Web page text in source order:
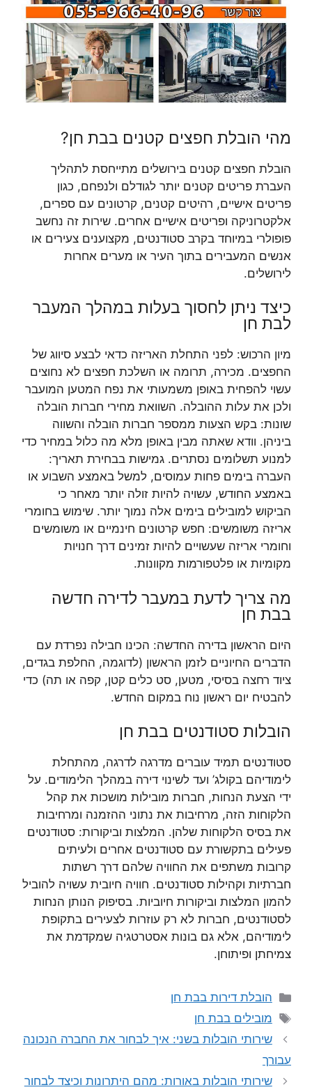
מהי הובלת חפצים קטנים בבת חן?
הובלת חפצים קטנים בירושלים מתייחסת לתהליך
העברת פריטים קטנים יותר לגודלם ולנפחם, כגון
פריטים אישיים, רהיטים קטנים, קרטונים עם ספרים,
אלקטרוניקה ופריטים אישיים אחרים. שירות זה נחשב
פופולרי במיוחד בקרב סטודנטים, מקצוענים צעירים או
אנשים המעבירים בתוך העיר או מערים אחרות
לירושלים.
כיצד ניתן לחסוך בעלות במהלך המעבר
לבת חן
מיון הרכוש: לפני התחלת האריזה כדאי לבצע סיווג של
החפצים. מכירה, תרומה או השלכת חפצים לא נחוצים
עשוי להפחית באופן משמעותי את נפח המטען המועבר
ולכן את עלות ההובלה. השוואת מחירי חברות הובלה
שונות: בקש הצעות ממספר חברות הובלה והשווה
ביניהן. וודא שאתה מבין באופן מלא מה כלול במחיר כדי
למנוע תשלומים נסתרים. גמישות בבחירת תאריך:
העברה בימים פחות עמוסים, למשל באמצע השבוע או
באמצע החודש, עשויה להיות זולה יותר מאחר כי
הביקוש למובילים בימים אלה נמוך יותר. שימוש בחומרי
אריזה משומשים: חפש קרטונים חינמיים או משומשים
וחומרי אריזה שעשויים להיות זמינים דרך חנויות
מקומיות או פלטפורמות מקוונות.
מה צריך לדעת במעבר לדירה חדשה
בבת חן
היום הראשון בדירה החדשה: הכינו חבילה נפרדת עם
הדברים החיוניים לזמן הראשון (לדוגמה, החלפת בגדים,
ציוד רחצה בסיסי, מטען, סט כלים קטן, קפה או תה) כדי
להבטיח יום ראשון נוח במקום החדש.
הובלות סטודנטים בבת חן
סטודנטים תמיד עוברים מדרגה לדרגה, מהתחלת
לימודיהם בקולג’ ועד לשינוי דירה במהלך הלימודים. על
ידי הצעת הנחות, חברות מובילות מושכות את קהל
הלקוחות הזה, מרחיבות את נתוני ההזמנה ומרחיבות
את בסיס הלקוחות שלהן. המלצות וביקורות: סטודנטים
פעילים בתקשורת עם סטודנטים אחרים ולעיתים
קרובות משתפים את החוויה שלהם דרך רשתות
חברתיות וקהילות סטודנטים. חוויה חיובית עשויה להוביל
להמון המלצות וביקורות חיוביות. בסיפוק הנותן הנחות
לסטודנטים, חברות לא רק עוזרות לצעירים בתקופת
לימודיהם, אלא גם בונות אסטרטגיה שמקדמת את
צמיחתן ופיתוחן.
קטגוריות
הובלת דירות בבת חן
תגיות
מובילים בבת חן
שירותי הובלות בשני: איך לבחור את החברה הנכונה
עבורך
שירותי הובלות באורות: מהם היתרונות וכיצד לבחור